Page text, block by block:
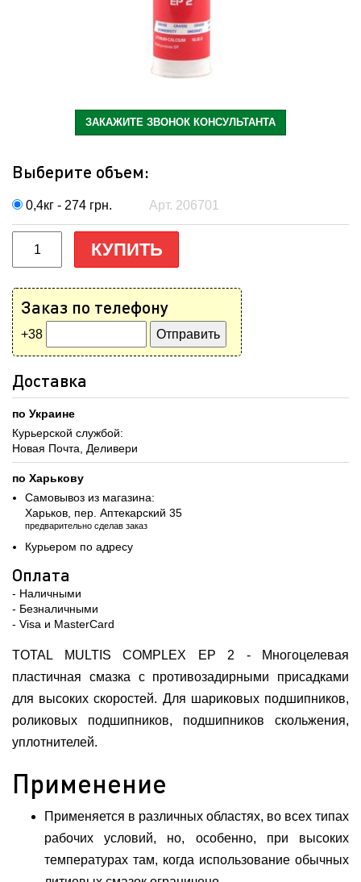
ЗАКАЖИТЕ ЗВОНОК КОНСУЛЬТАНТА
Выберите объем:
0,4кг - 274 грн. Арт. 206701
КУПИТЬ
Заказ по телефону
+38
Доставка
по Украине
Курьерской службой:
Новая Почта, Деливери
по Харькову
Самовывоз из магазина:
Харьков, пер. Аптекарский 35
предварительно сделав заказ
Курьером по адресу
Оплата
- Наличными
- Безналичными
- Visa и MasterCard
TOTAL MULTIS COMPLEX EP 2 - Многоцелевая
пластичная смазка с противозадирными присадками
для высоких скоростей. Для шариковых подшипников,
роликовых подшипников, подшипников скольжения,
уплотнителей.
Применение
Применяется в различных областях, во всех типах
рабочих условий, но, особенно, при высоких
температурах там, когда использование обычных